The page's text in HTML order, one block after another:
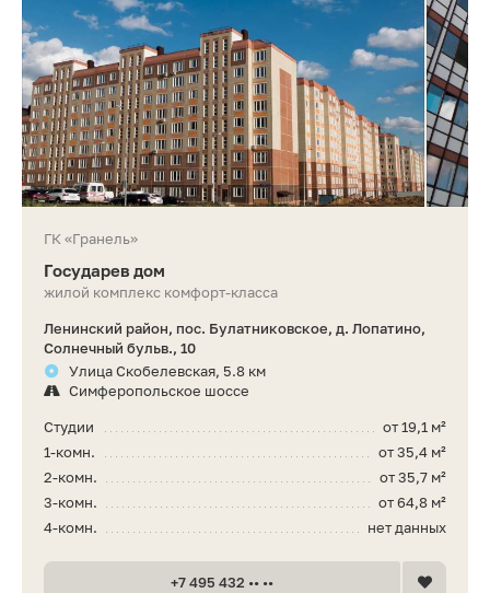
ГК «Гранель»
Государев дом
жилой комплекс комфорт-класса
Ленинский район, пос. Булатниковское, д. Лопатино,
Солнечный бульв., 10
Улица Скобелевская, 5.8 км
Симферопольское шоссе
от 19,1 м²
Студии
от 35,4 м²
1-комн.
от 35,7 м²
2-комн.
от 64,8 м²
3-комн.
нет данных
4-комн.
+7 495 432 •• ••